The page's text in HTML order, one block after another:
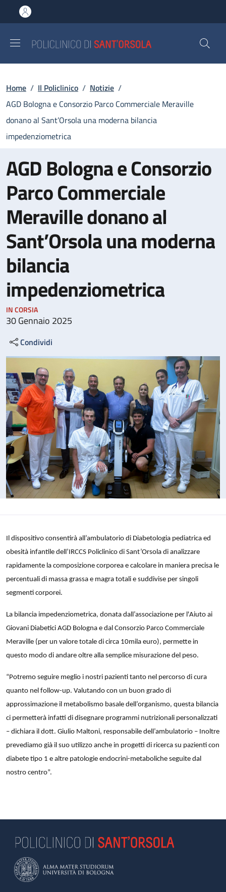
al contenuto principale
to footer content
Briciole di pane
Home / Il Policlinico / Notizie /
AGD Bologna e Consorzio Parco Commerciale Meraville
donano al Sant’Orsola una moderna bilancia
impedenziometrica
AGD Bologna e Consorzio
Parco Commerciale
Meraville donano al
Sant’Orsola una moderna
bilancia
impedenziometrica
IN CORSIA
30 Gennaio 2025
Condividi
Il dispositivo consentirà all’ambulatorio di Diabetologia pediatrica ed
obesità infantile dell’IRCCS Policlinico di Sant’Orsola di analizzare
rapidamente la composizione corporea e calcolare in maniera precisa le
percentuali di massa grassa e magra totali e suddivise per singoli
segmenti corporei.
La bilancia impedenziometrica, donata dall’associazione per l'Aiuto ai
Giovani Diabetici AGD Bologna e dal Consorzio Parco Commerciale
Meraville (per un valore totale di circa 10mila euro), permette in
questo modo di andare oltre alla semplice misurazione del peso.
“Potremo seguire meglio i nostri pazienti tanto nel percorso di cura
quanto nel follow-up. Valutando con un buon grado di
approssimazione il metabolismo basale dell’organismo, questa bilancia
ci permetterà infatti di disegnare programmi nutrizionali personalizzati
– dichiara il dott. Giulio Maltoni, responsabile dell’ambulatorio – Inoltre
prevediamo già il suo utilizzo anche in progetti di ricerca su pazienti con
diabete tipo 1 e altre patologie endocrini-metaboliche seguite dal
nostro centro”.